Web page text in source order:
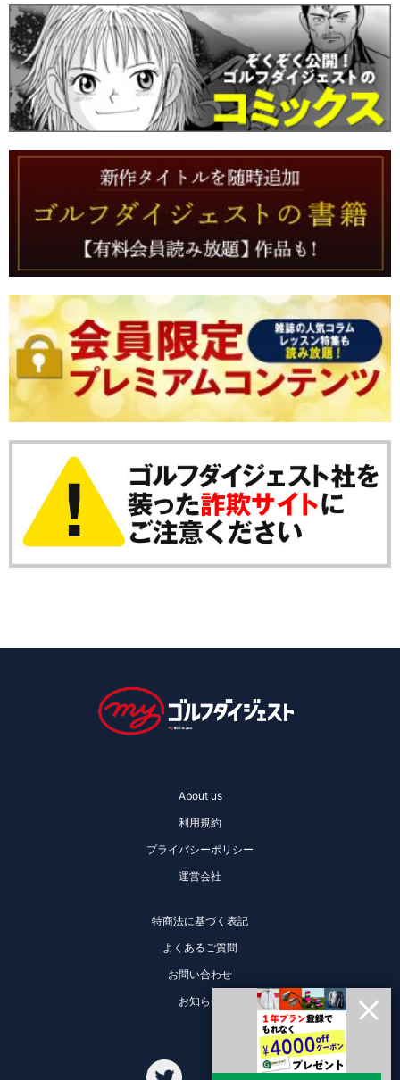
About us
利用規約
プライバシーポリシー
運営会社
特商法に基づく表記
よくあるご質問
お問い合わせ
お知らせ